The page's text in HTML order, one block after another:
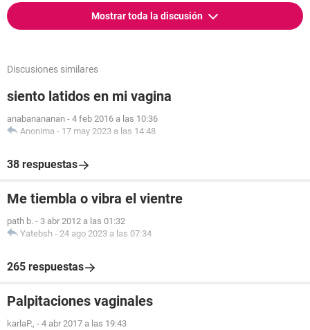
Mostrar toda la discusión
Discusiones similares
siento latidos en mi vagina
anabanananan - 4 feb 2016 a las 10:36
Anonima - 17 may 2023 a las 14:48
38 respuestas
Me tiembla o vibra el vientre
path b. - 3 abr 2012 a las 01:32
Yatebsh - 24 ago 2023 a las 07:34
265 respuestas
Palpitaciones vaginales
karlaP., - 4 abr 2017 a las 19:43